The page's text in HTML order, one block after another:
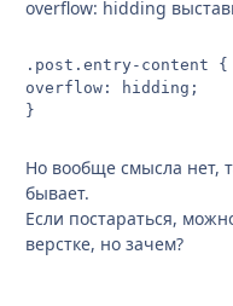
overflow: hidding
.post.entry-content {
overflow: hidding;
}
Но вообще смысла нет,
бывает.
Если постараться,
верстке, но зачем?